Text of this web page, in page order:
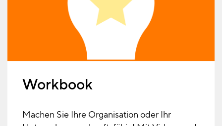
Workbook
Machen Sie Ihre Organisation oder Ihr